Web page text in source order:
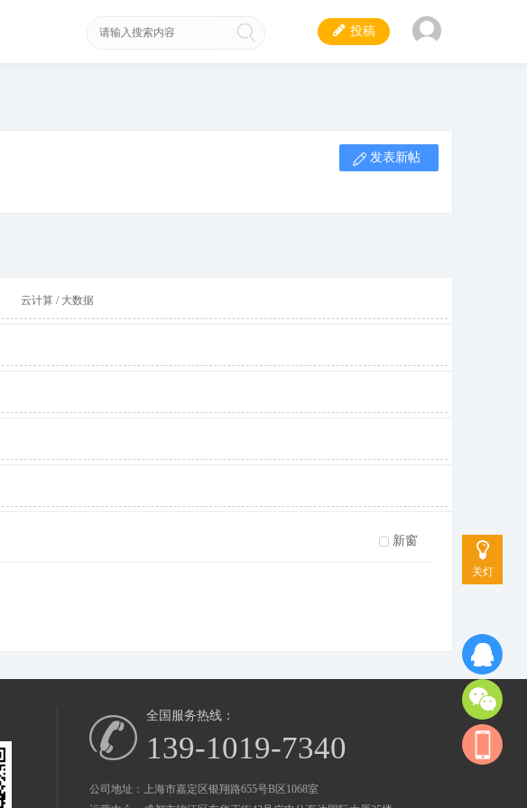
关灯
投稿
发表新帖
云计算 / 大数据
新窗
全国服务热线：
139-1019-7340
公司地址：上海市嘉定区银翔路655号B区1068室